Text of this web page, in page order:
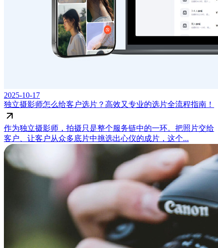
2025-10-17
独立摄影师怎么给客户选片？高效又专业的选片全流程指南！
作为独立摄影师，拍摄只是整个服务链中的一环。把照片交给
客户、让客户从众多底片中挑选出心仪的成片，这个...